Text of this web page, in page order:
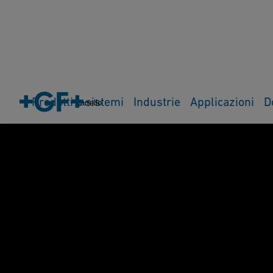
Carrello
Prodotti e sistemi Industrie Applicazioni